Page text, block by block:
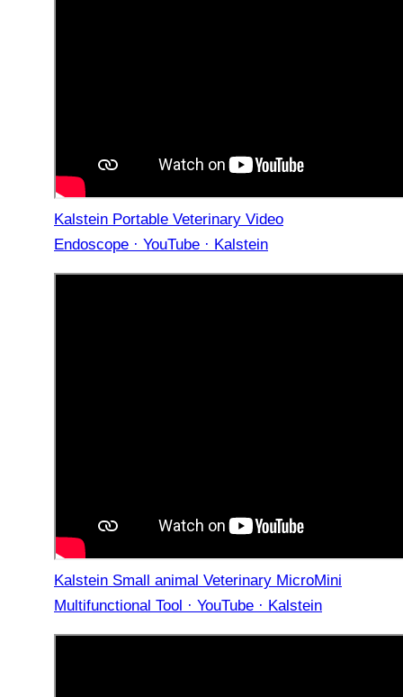
Kalstein Portable Veterinary Video
Endoscope · YouTube · Kalstein
Kalstein Small animal Veterinary MicroMini
Multifunctional Tool · YouTube · Kalstein